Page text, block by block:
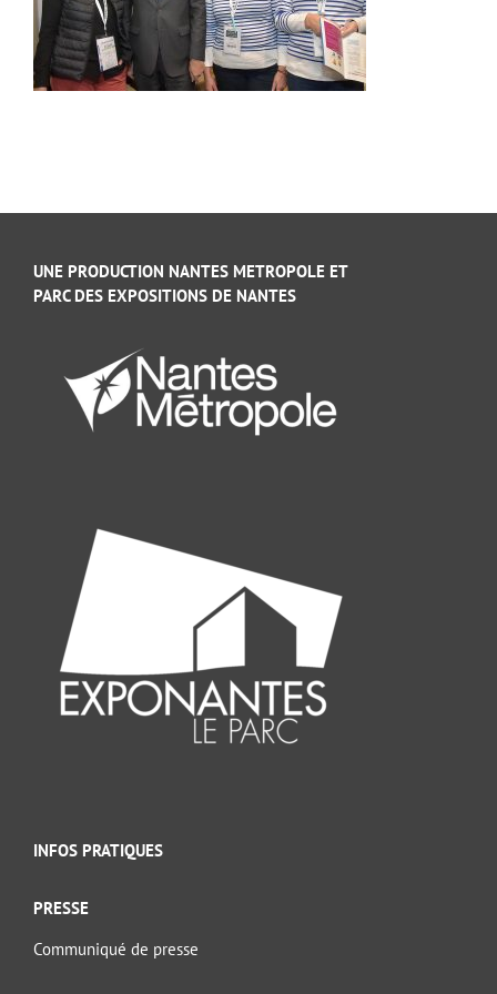
UNE PRODUCTION NANTES METROPOLE ET
PARC DES EXPOSITIONS DE NANTES
INFOS PRATIQUES
PRESSE
Communiqué de presse